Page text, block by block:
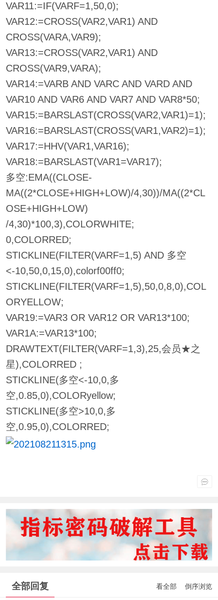
VAR11:=IF(VARF=1,50,0);
VAR12:=CROSS(VAR2,VAR1) AND
CROSS(VARA,VAR9);
VAR13:=CROSS(VAR2,VAR1) AND
CROSS(VAR9,VARA);
VAR14:=VARB AND VARC AND VARD AND
VAR10 AND VAR6 AND VAR7 AND VAR8*50;
VAR15:=BARSLAST(CROSS(VAR2,VAR1)=1);
VAR16:=BARSLAST(CROSS(VAR1,VAR2)=1);
VAR17:=HHV(VAR1,VAR16);
VAR18:=BARSLAST(VAR1=VAR17);
多空:EMA((CLOSE-
MA((2*CLOSE+HIGH+LOW)/4,30))/MA((2*CL
OSE+HIGH+LOW)
/4,30)*100,3),COLORWHITE;
0,COLORRED;
STICKLINE(FILTER(VARF=1,5) AND 多空
<-10,50,0,15,0),colorf00ff0;
STICKLINE(FILTER(VARF=1,5),50,0,8,0),COL
ORYELLOW;
VAR19:=VAR3 OR VAR12 OR VAR13*100;
VAR1A:=VAR13*100;
DRAWTEXT(FILTER(VARF=1,3),25,会员★之
星),COLORRED ;
STICKLINE(多空<-10,0,多
空,0.85,0),COLORyellow;
STICKLINE(多空>10,0,多
空,0.95,0),COLORRED;
全部回复 看全部 倒序浏览